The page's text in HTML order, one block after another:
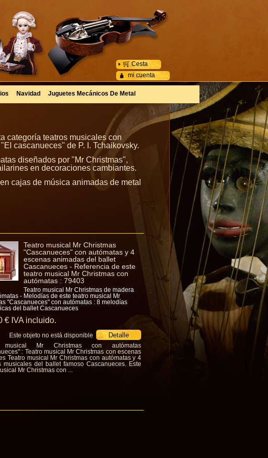
mi cuenta
Cesta
Navidad Juguetes Mecánicos De Metal
categoría teatros musicales con
cascanueces" de P. I. Tchaikovsky.
diseñados por "Mr Christmas",
en decoraciones cambiantes.
cajas de música animadas de metal
Teatro musical Mr Christmas
"Cascanueces" con autómatas y 4
escenas animadas del ballet
Cascanueces - Referencia de este
teatro musical Mr Christmas con
autómatas : 79403
Teatro musical Mr Christmas de madera
- Melodías de este teatro musical Mr
"Cascanueces" con autómatas : 8 melodías
del ballet Cascanueces
€ IVA incluido.
Este objeto no está disponible
musical Mr Christmas con autómatas
: Teatro musical Mr Christmas con escenas
Teatro musical Mr Christmas con autómatas y 4
musicales del ballet famoso Cascanueces. Este
Mr Christmas con ...